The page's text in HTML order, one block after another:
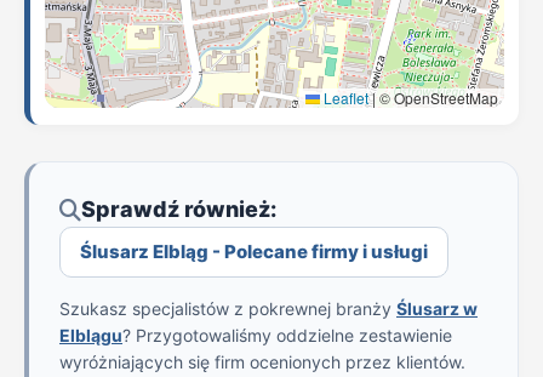
Leaflet|© OpenStreetMap
Sprawdź również:
Ślusarz Elbląg - Polecane firmy i usługi
Szukasz specjalistów z pokrewnej branży Ślusarz w
Elblągu? Przygotowaliśmy oddzielne zestawienie
wyróżniających się firm ocenionych przez klientów.